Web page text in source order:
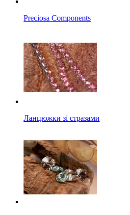
Preciosa Components
Ланцюжки зі стразами